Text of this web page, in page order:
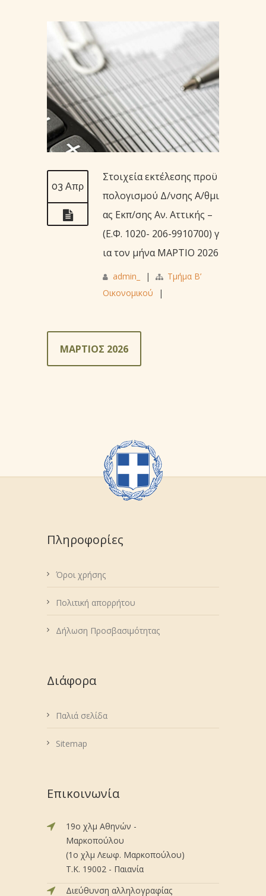
03 Απρ
Στοιχεία εκτέλεσης προϋ
πολογισμού Δ/νσης Α/θμι
ας Εκπ/σης Aν. Αττικής –
(Ε.Φ. 1020- 206-9910700) γ
ια τον μήνα ΜΑΡΤΙΟ 2026
admin_ |
Τμήμα Β’
Οικονομικού
|
ΜΑΡΤΙΟΣ 2026
Πληροφορίες
Όροι χρήσης
Πολιτική απορρήτου
Δήλωση Προσβασιμότητας
Διάφορα
Παλιά σελίδα
Sitemap
Επικοινωνία
19ο χλμ Αθηνών -
Μαρκοπούλου
(1ο χλμ Λεωφ. Μαρκοπούλου)
Τ.Κ. 19002 - Παιανία
Διεύθυνση αλληλογραφίας